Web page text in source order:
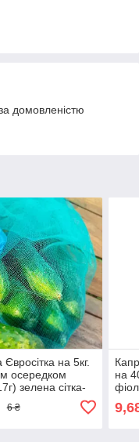
домовленістю
на 5кг.
осередком
зелена сітка-
6 ₴
на